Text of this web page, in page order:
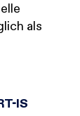
als
IS